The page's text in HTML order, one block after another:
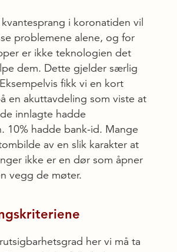
i koronatiden vil
problemene alene, og for
er ikke teknologien det
dem. Dette gjelder særlig
fikk vi en kort
en akuttavdeling som viste at
innlagte hadde
10% hadde bank-id. Mange
av en slik karakter at
ikke er en dør som åpner
vegg de møter.
her vi må ta